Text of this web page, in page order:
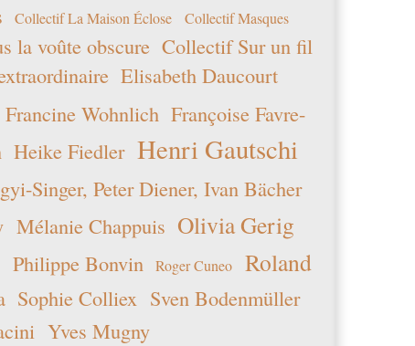
Collectif La Maison Éclose Collectif Masques
la voûte obscure Collectif Sur un fil
Elisabeth Daucourt
Francine Wohnlich Françoise Favre-
Heike Fiedler Henri Gautschi
Singer, Peter Diener, Ivan Bächer
Mélanie Chappuis Olivia Gerig
Philippe Bonvin Roger Cuneo
Roland
Sophie Colliex Sven Bodenmüller
Yves Mugny